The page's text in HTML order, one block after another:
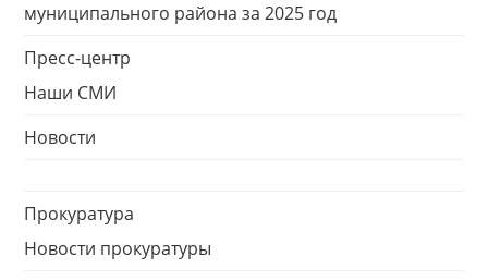
муниципального района за 2025 год
Пресс-центр
Наши СМИ
Новости
Прокуратура
Новости прокуратуры